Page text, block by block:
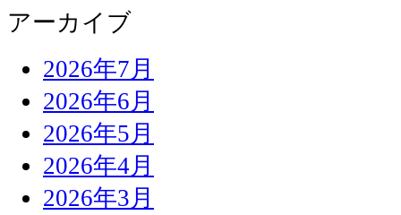
アーカイブ
2026年7月
2026年6月
2026年5月
2026年4月
2026年3月